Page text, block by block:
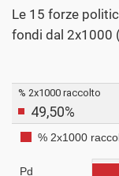
Le 15 forze
fondi dal 2x1000